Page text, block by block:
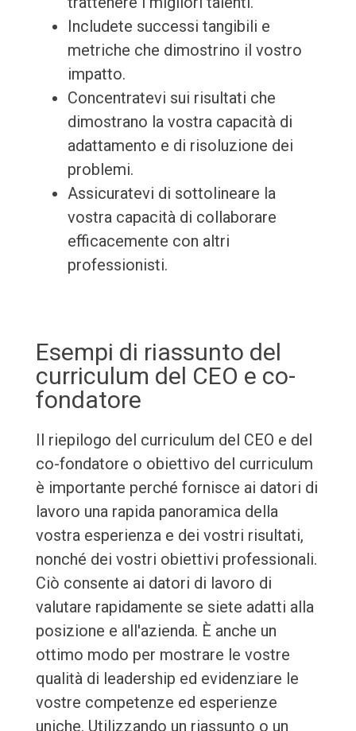
Includete successi tangibili e
metriche che dimostrino il vostro
impatto.
Concentratevi sui risultati che
dimostrano la vostra capacità di
adattamento e di risoluzione dei
problemi.
Assicuratevi di sottolineare la
vostra capacità di collaborare
efficacemente con altri
professionisti.
Esempi di riassunto del
curriculum del CEO e co-
fondatore
Il riepilogo del curriculum del CEO e del
co-fondatore o obiettivo del curriculum
è importante perché fornisce ai datori di
lavoro una rapida panoramica della
vostra esperienza e dei vostri risultati,
nonché dei vostri obiettivi professionali.
Ciò consente ai datori di lavoro di
valutare rapidamente se siete adatti alla
posizione e all'azienda. È anche un
ottimo modo per mostrare le vostre
qualità di leadership ed evidenziare le
vostre competenze ed esperienze
uniche. Utilizzando un riassunto o un